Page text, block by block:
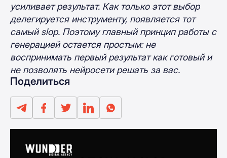
усиливает результат. Как только этот выбор
делегируется инструменту, появляется тот
самый slop. Поэтому главный принцип работы с
генерацией остается простым: не
воспринимать первый результат как готовый и
не позволять нейросети решать за вас.
Поделиться